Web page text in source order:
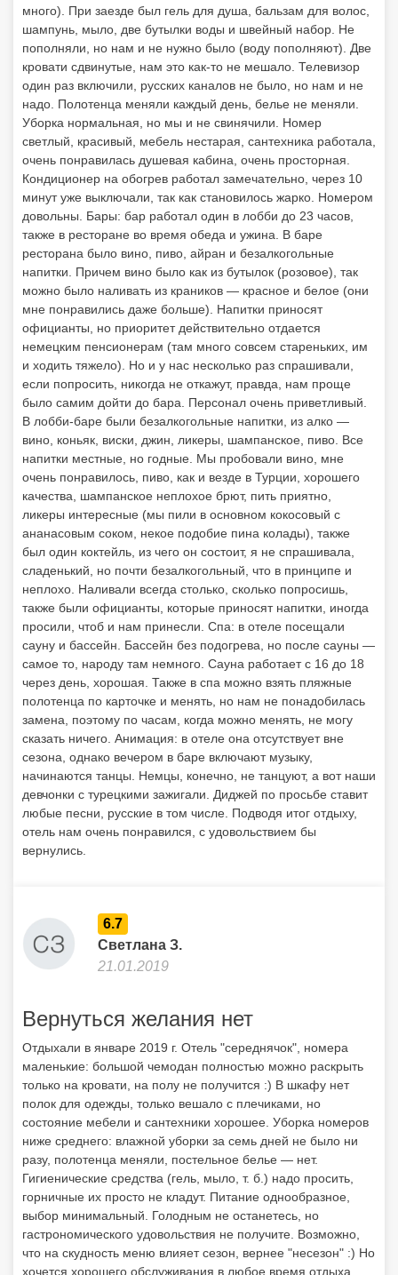
много). При заезде был гель для душа, бальзам для волос,
шампунь, мыло, две бутылки воды и швейный набор. Не
пополняли, но нам и не нужно было (воду пополняют). Две
кровати сдвинутые, нам это как-то не мешало. Телевизор
один раз включили, русских каналов не было, но нам и не
надо. Полотенца меняли каждый день, белье не меняли.
Уборка нормальная, но мы и не свинячили. Номер
светлый, красивый, мебель нестарая, сантехника работала,
очень понравилась душевая кабина, очень просторная.
Кондиционер на обогрев работал замечательно, через 10
минут уже выключали, так как становилось жарко. Номером
довольны. Бары: бар работал один в лобби до 23 часов,
также в ресторане во время обеда и ужина. В баре
ресторана было вино, пиво, айран и безалкогольные
напитки. Причем вино было как из бутылок (розовое), так
можно было наливать из краников — красное и белое (они
мне понравились даже больше). Напитки приносят
официанты, но приоритет действительно отдается
немецким пенсионерам (там много совсем стареньких, им
и ходить тяжело). Но и у нас несколько раз спрашивали,
если попросить, никогда не откажут, правда, нам проще
было самим дойти до бара. Персонал очень приветливый.
В лобби-баре были безалкогольные напитки, из алко —
вино, коньяк, виски, джин, ликеры, шампанское, пиво. Все
напитки местные, но годные. Мы пробовали вино, мне
очень понравилось, пиво, как и везде в Турции, хорошего
качества, шампанское неплохое брют, пить приятно,
ликеры интересные (мы пили в основном кокосовый с
ананасовым соком, некое подобие пина колады), также
был один коктейль, из чего он состоит, я не спрашивала,
сладенький, но почти безалкогольный, что в принципе и
неплохо. Наливали всегда столько, сколько попросишь,
также были официанты, которые приносят напитки, иногда
просили, чтоб и нам принесли. Спа: в отеле посещали
сауну и бассейн. Бассейн без подогрева, но после сауны —
самое то, народу там немного. Сауна работает с 16 до 18
через день, хорошая. Также в спа можно взять пляжные
полотенца по карточке и менять, но нам не понадобилась
замена, поэтому по часам, когда можно менять, не могу
сказать ничего. Анимация: в отеле она отсутствует вне
сезона, однако вечером в баре включают музыку,
начинаются танцы. Немцы, конечно, не танцуют, а вот наши
девчонки с турецкими зажигали. Диджей по просьбе ставит
любые песни, русские в том числе. Подводя итог отдыху,
отель нам очень понравился, с удовольствием бы
вернулись.
6.7
Светлана З.
21.01.2019
Вернуться желания нет
Отдыхали в январе 2019 г. Отель "середнячок", номера
маленькие: большой чемодан полностью можно раскрыть
только на кровати, на полу не получится :) В шкафу нет
полок для одежды, только вешало с плечиками, но
состояние мебели и сантехники хорошее. Уборка номеров
ниже среднего: влажной уборки за семь дней не было ни
разу, полотенца меняли, постельное белье — нет.
Гигиенические средства (гель, мыло, т. б.) надо просить,
горничные их просто не кладут. Питание однообразное,
выбор минимальный. Голодным не останетесь, но
гастрономического удовольствия не получите. Возможно,
что на скудность меню влияет сезон, вернее "несезон" :) Но
хочется хорошего обслуживания в любое время отдыха.